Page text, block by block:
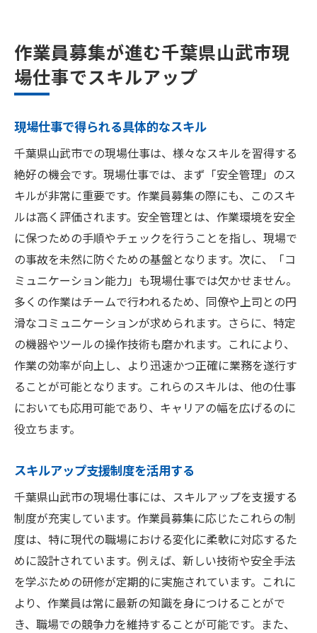
作業員募集が進む千葉県山武市現
場仕事でスキルアップ
現場仕事で得られる具体的なスキル
千葉県山武市での現場仕事は、様々なスキルを習得する
絶好の機会です。現場仕事では、まず「安全管理」のス
キルが非常に重要です。作業員募集の際にも、このスキ
ルは高く評価されます。安全管理とは、作業環境を安全
に保つための手順やチェックを行うことを指し、現場で
の事故を未然に防ぐための基盤となります。次に、「コ
ミュニケーション能力」も現場仕事では欠かせません。
多くの作業はチームで行われるため、同僚や上司との円
滑なコミュニケーションが求められます。さらに、特定
の機器やツールの操作技術も磨かれます。これにより、
作業の効率が向上し、より迅速かつ正確に業務を遂行す
ることが可能となります。これらのスキルは、他の仕事
においても応用可能であり、キャリアの幅を広げるのに
役立ちます。
スキルアップ支援制度を活用する
千葉県山武市の現場仕事には、スキルアップを支援する
制度が充実しています。作業員募集に応じたこれらの制
度は、特に現代の職場における変化に柔軟に対応するた
めに設計されています。例えば、新しい技術や安全手法
を学ぶための研修が定期的に実施されています。これに
より、作業員は常に最新の知識を身につけることがで
き、職場での競争力を維持することが可能です。また、